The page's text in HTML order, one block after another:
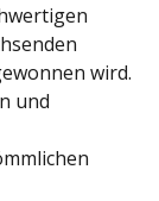
wird.
und